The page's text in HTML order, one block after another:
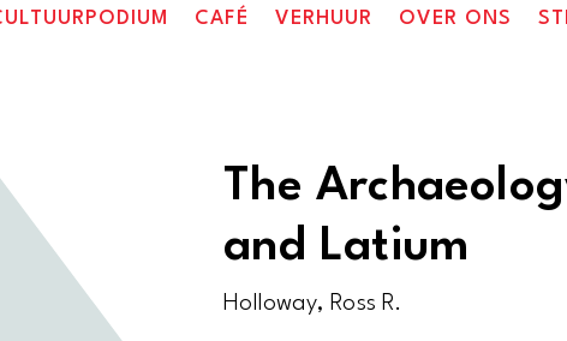
CAFÉ VERHUUR OVER ONS
The
and Latium
Holloway, Ross R.